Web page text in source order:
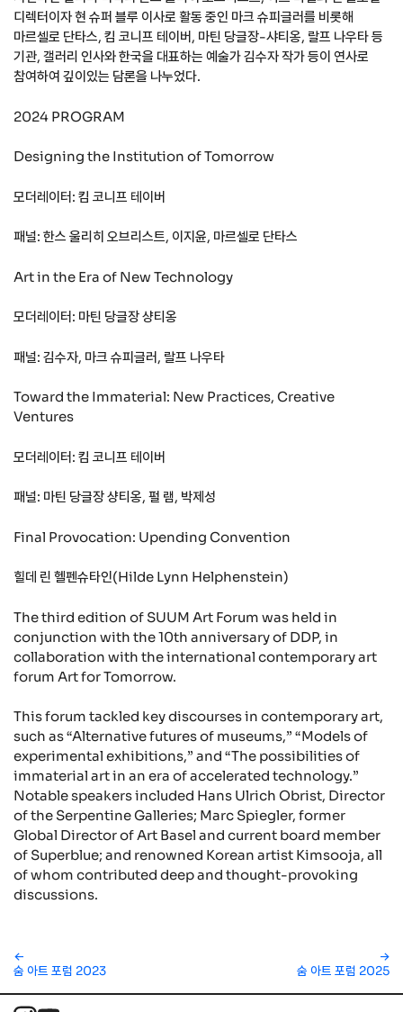
디렉터이자 현 슈퍼 블루 이사로 활동 중인 마크 슈피글러를 비롯해
마르셀로 단타스, 킴 코니프 테이버, 마틴 당글장-샤티옹, 랄프 나우타 등
기관, 갤러리 인사와 한국을 대표하는 예술가 김수자 작가 등이 연사로
참여하여 깊이있는 담론을 나누었다.
2024 PROGRAM
Designing the Institution of Tomorrow
모더레이터: 킴 코니프 테이버
패널: 한스 울리히 오브리스트, 이지윤, 마르셀로 단타스
Art in the Era of New Technology
모더레이터: 마틴 당글장 샹티옹
패널: 김수자, 마크 슈피글러, 랄프 나우타
Toward the Immaterial: New Practices, Creative
Ventures
모더레이터: 킴 코니프 테이버
패널: 마틴 당글장 샹티옹, 펄 램, 박제성
Final Provocation: Upending Convention
힐데 린 헬펜슈타인(Hilde Lynn Helphenstein)
The third edition of SUUM Art Forum was held in
conjunction with the 10th anniversary of DDP, in
collaboration with the international contemporary art
forum Art for Tomorrow.
This forum tackled key discourses in contemporary art,
such as “Alternative futures of museums,” “Models of
experimental exhibitions,” and “The possibilities of
immaterial art in an era of accelerated technology.”
Notable speakers included Hans Ulrich Obrist, Director
of the Serpentine Galleries; Marc Spiegler, former
Global Director of Art Basel and current board member
of Superblue; and renowned Korean artist Kimsooja, all
of whom contributed deep and thought-provoking
discussions.
←
숨 아트 포럼 2023
숨 아트 포럼 2025
→